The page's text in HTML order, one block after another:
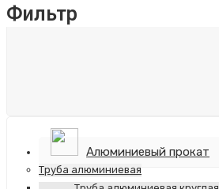
Фильтр
Алюминиевый прокат
Труба алюминиевая